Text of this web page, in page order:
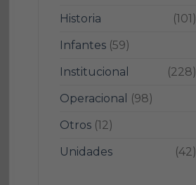
Historia
(101)
Infantes(59)
Institucional
(228)
Operacional
(98)
Otros(12)
Unidades
(42)